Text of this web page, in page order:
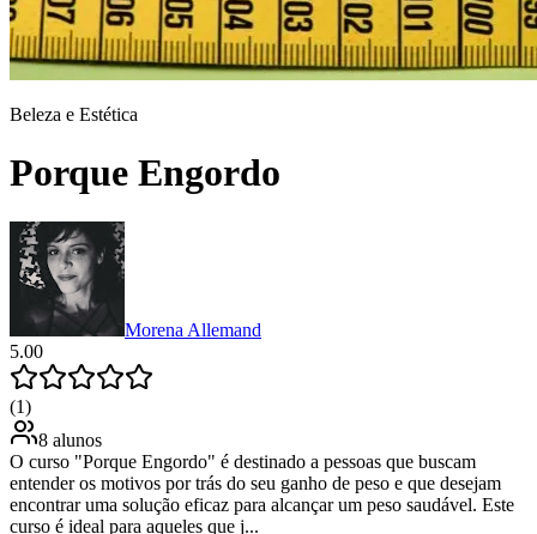
Beleza e Estética
Porque Engordo
Morena Allemand
5.00
(1)
8 alunos
O curso "Porque Engordo" é destinado a pessoas que buscam
entender os motivos por trás do seu ganho de peso e que desejam
encontrar uma solução eficaz para alcançar um peso saudável. Este
curso é ideal para aqueles que j...